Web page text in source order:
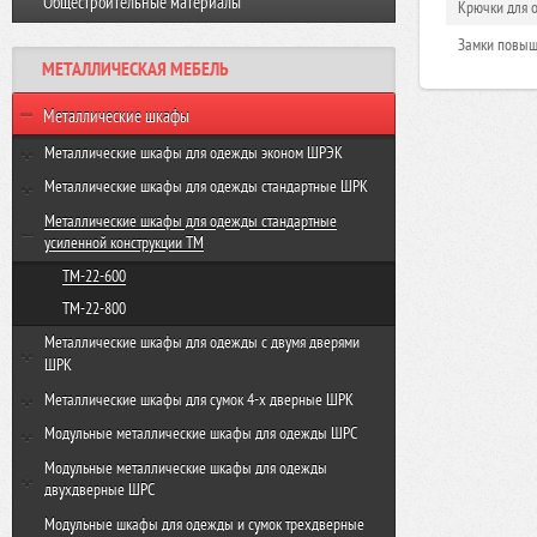
Виброплита VR-120 GROST
Виброплита VH-330R GROST
Резчик швов FS350-HC GROST
МЕТАЛЛИЧЕСКАЯ МЕБЕЛЬ
Металлические шкафы
Металлические шкафы для одежды эконом ШРЭК
ШРЭК-21-500
ШРЭК-22-500
Металлические шкафы для одежды стандартные ШРК
ШРК-22-600
ШРК-22-800
Металлические шкафы для одежды стандартные
усиленной конструкции ТМ
ТМ-22-600
ТМ-22-800
Металлические шкафы для одежды с двумя дверями
ШРК
ШРК-24-600
ШРК-24-800
Металлические шкафы для сумок 4-х дверные ШРК
ШРК-28-600
ШРК-28-800
Модульные металлические шкафы для одежды ШРС
ШРС-11-300
ШРС-11-400
ШРС-11дс-300
Модульные металлические шкафы для одежды
двухдверные ШРС
ШРС-12-300
Модульные шкафы для одежды и сумок трехдверные
Крючки для
Замки